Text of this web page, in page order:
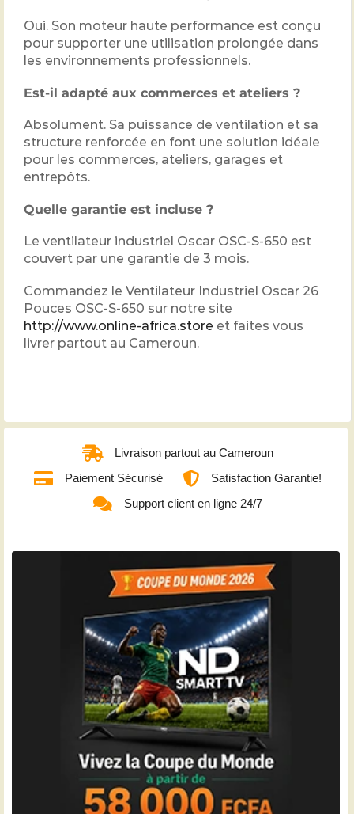
Oui. Son moteur haute performance est conçu
pour supporter une utilisation prolongée dans
les environnements professionnels.
Est-il adapté aux commerces et ateliers ?
Absolument. Sa puissance de ventilation et sa
structure renforcée en font une solution idéale
pour les commerces, ateliers, garages et
entrepôts.
Quelle garantie est incluse ?
Le ventilateur industriel Oscar OSC-S-650 est
couvert par une garantie de 3 mois.
Commandez le Ventilateur Industriel Oscar 26
Pouces OSC-S-650 sur notre site
http://www.online-africa.store et faites vous
livrer partout au Cameroun.
Livraison partout au Cameroun
Paiement Sécurisé
Satisfaction Garantie!
Support client en ligne 24/7